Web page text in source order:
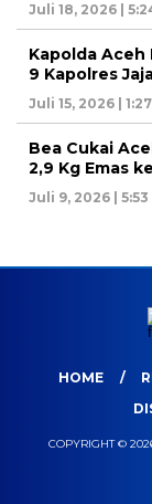
Juli 18, 2026 |
Kapolda Aceh
9 Kapolres
Juli 15, 2026 |
Bea Cukai
2,9 Kg Emas
Juli 9, 2026 |
HOME
COPYRIGHT ©